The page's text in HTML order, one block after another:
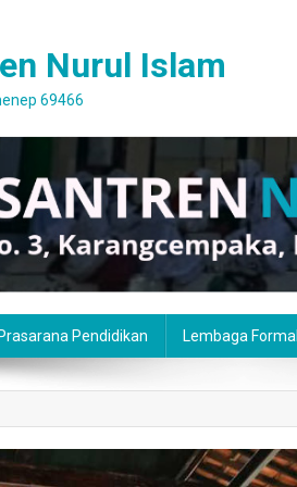
Nurul Islam
69466
Pendidikan Lembaga Formal